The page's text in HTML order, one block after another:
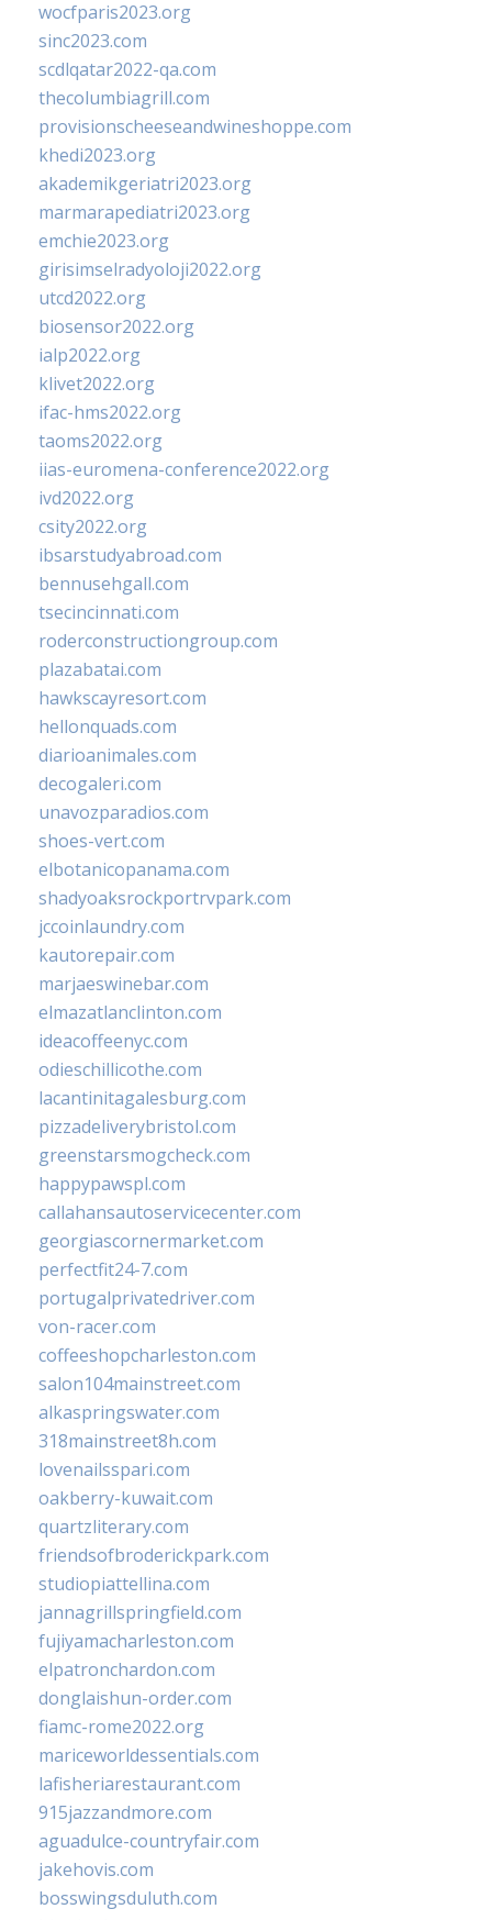
wocfparis2023.org
sinc2023.com
scdlqatar2022-qa.com
thecolumbiagrill.com
provisionscheeseandwineshoppe.com
khedi2023.org
akademikgeriatri2023.org
marmarapediatri2023.org
emchie2023.org
girisimselradyoloji2022.org
utcd2022.org
biosensor2022.org
ialp2022.org
klivet2022.org
ifac-hms2022.org
taoms2022.org
iias-euromena-conference2022.org
ivd2022.org
csity2022.org
ibsarstudyabroad.com
bennusehgall.com
tsecincinnati.com
roderconstructiongroup.com
plazabatai.com
hawkscayresort.com
hellonquads.com
diarioanimales.com
decogaleri.com
unavozparadios.com
shoes-vert.com
elbotanicopanama.com
shadyoaksrockportrvpark.com
jccoinlaundry.com
kautorepair.com
marjaeswinebar.com
elmazatlanclinton.com
ideacoffeenyc.com
odieschillicothe.com
lacantinitagalesburg.com
pizzadeliverybristol.com
greenstarsmogcheck.com
happypawspl.com
callahansautoservicecenter.com
georgiascornermarket.com
perfectfit24-7.com
portugalprivatedriver.com
von-racer.com
coffeeshopcharleston.com
salon104mainstreet.com
alkaspringswater.com
318mainstreet8h.com
lovenailsspari.com
oakberry-kuwait.com
quartzliterary.com
friendsofbroderickpark.com
studiopiattellina.com
jannagrillspringfield.com
fujiyamacharleston.com
elpatronchardon.com
donglaishun-order.com
fiamc-rome2022.org
mariceworldessentials.com
lafisheriarestaurant.com
915jazzandmore.com
aguadulce-countryfair.com
jakehovis.com
bosswingsduluth.com